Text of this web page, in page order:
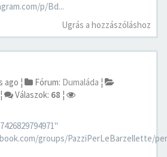
p/Bd...
Ugrás a hozzászóláshoz
ago ¦ Fórum: Dumaláda ¦
¦ Válaszok: 68 ¦
groups/PazziPerLeBarzellette/